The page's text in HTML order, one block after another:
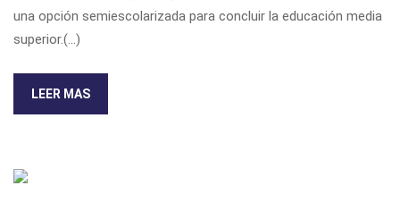
una opción semiescolarizada para concluir la educación media
superior.(...)
LEER MAS